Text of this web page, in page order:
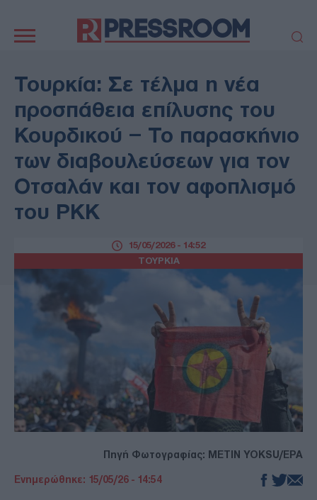
πλοήγηση
ΠΟΛΙΤΙΚΗ
ΟΙΚΟΝΟΜΙΑ
ΕΛΛΑΔΑ
ΕΚΚΛΗΣΙΑ
ΑΜΥΝΑ
ΔΙΕΘΝΗ
ΚΥΠΡΟΣ
MEDIA
LIFESTYLE
SPORTS
ΑΥΤΟΔΙΟΙΚΗΣΗ
AUTO - MOTO
ΖΩΔΙΑ
ΑΡΘΡΟΓΡΑΦΙΑ
Τουρκία: Σε τέλμα η νέα
προσπάθεια επίλυσης του
Κουρδικού – Το παρασκήνιο
των διαβουλεύσεων για τον
Οτσαλάν και τον αφοπλισμό
του PKK
ΤΟΥΡΚΙΑ
15/05/2026 - 14:52
Πηγή Φωτογραφίας: METIN YOKSU/EPA
Ενημερώθηκε: 15/05/26 - 14:54